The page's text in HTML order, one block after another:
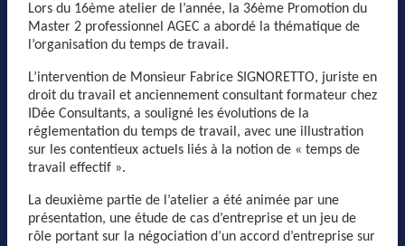
Lors du 16ème atelier de l’année, la 36ème Promotion du
Master 2 professionnel AGEC a abordé la thématique de
l’organisation du temps de travail.
L’intervention de Monsieur Fabrice SIGNORETTO, juriste en
droit du travail et anciennement consultant formateur chez
IDée Consultants, a souligné les évolutions de la
réglementation du temps de travail, avec une illustration
sur les contentieux actuels liés à la notion de « temps de
travail effectif ».
La deuxième partie de l’atelier a été animée par une
présentation, une étude de cas d’entreprise et un jeu de
rôle portant sur la négociation d’un accord d’entreprise sur